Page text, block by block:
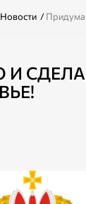
Новости /
И